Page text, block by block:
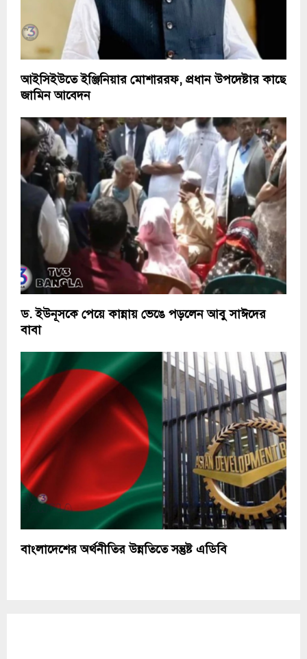
আইসিইউতে ইঞ্জিনিয়ার মোশাররফ, প্রধান উপদেষ্টার কাছে
জামিন আবেদন
ড. ইউনূসকে পেয়ে কান্নায় ভেঙে পড়লেন আবু সাঈদের
বাবা
বাংলাদেশের অর্থনীতির উন্নতিতে সন্তুষ্ট এডিবি